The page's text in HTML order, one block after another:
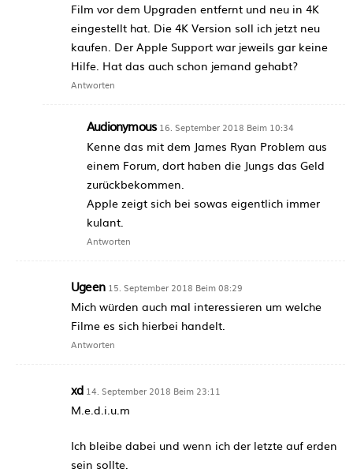
Film vor dem Upgraden entfernt und neu in 4K
eingestellt hat. Die 4K Version soll ich jetzt neu
kaufen. Der Apple Support war jeweils gar keine
Hilfe. Hat das auch schon jemand gehabt?
Antworten
Audionymous 16. September 2018 Beim 10:34
Kenne das mit dem James Ryan Problem aus
einem Forum, dort haben die Jungs das Geld
zurückbekommen.
Apple zeigt sich bei sowas eigentlich immer
kulant.
Antworten
Ugeen 15. September 2018 Beim 08:29
Mich würden auch mal interessieren um welche
Filme es sich hierbei handelt.
Antworten
xd 14. September 2018 Beim 23:11
M.e.d.i.u.m
Ich bleibe dabei und wenn ich der letzte auf erden
sein sollte.